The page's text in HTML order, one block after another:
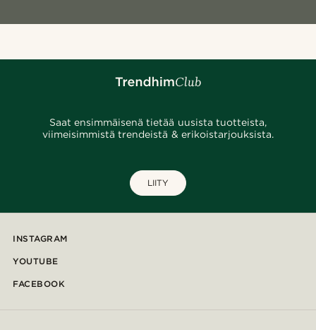
Saat ensimmäisenä tietää uusista tuotteista,
viimeisimmistä trendeistä & erikoistarjouksista.
LIITY
INSTAGRAM
YOUTUBE
FACEBOOK